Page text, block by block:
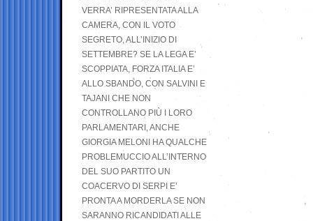
VERRA’ RIPRESENTATA ALLA
CAMERA, CON IL VOTO
SEGRETO, ALL’INIZIO DI
SETTEMBRE? SE LA LEGA E’
SCOPPIATA, FORZA ITALIA E’
ALLO SBANDO, CON SALVINI E
TAJANI CHE NON
CONTROLLANO PIÙ I LORO
PARLAMENTARI, ANCHE
GIORGIA MELONI HA QUALCHE
PROBLEMUCCIO ALL’INTERNO
DEL SUO PARTITO UN
COACERVO DI SERPI E’
PRONTA A MORDERLA SE NON
SARANNO RICANDIDATI ALLE